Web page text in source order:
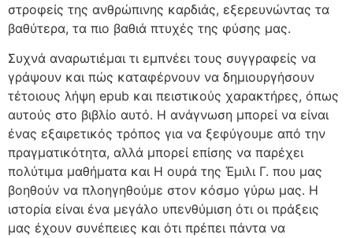
στροφείς της ανθρώπινης καρδιάς, εξερευνώντας τα
βαθύτερα, τα πιο βαθιά πτυχές της φύσης μας.
Συχνά αναρωτιέμαι τι εμπνέει τους συγγραφείς να
γράψουν και πώς καταφέρνουν να δημιουργήσουν
τέτοιους λήψη epub και πειστικούς χαρακτήρες, όπως
αυτούς στο βιβλίο αυτό. Η ανάγνωση μπορεί να είναι
ένας εξαιρετικός τρόπος για να ξεφύγουμε από την
πραγματικότητα, αλλά μπορεί επίσης να παρέχει
πολύτιμα μαθήματα και Η ουρά της Έμιλι Γ. που μας
βοηθούν να πλοηγηθούμε στον κόσμο γύρω μας. Η
ιστορία είναι ένα μεγάλο υπενθύμιση ότι οι πράξεις
μας έχουν συνέπειες και ότι πρέπει πάντα να